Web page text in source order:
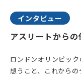
インタビュー
アスリートから
ロンドンオリンピッ
想うこと、これから